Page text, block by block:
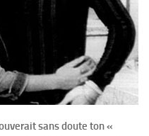
sans doute ton «